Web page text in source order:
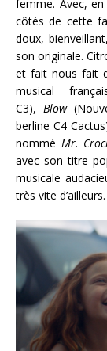
femme. Avec,
côtés de cette
doux,
son originale.
et fait nous fait
musical
C3), Blow
berline C4
nommé Mr.
avec son titre
musicale
très vite d’ailleurs.